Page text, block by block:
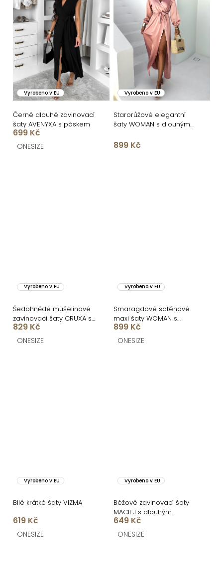
Vyrobeno v EU
Černé dlouhé zavinovací
šaty AVENYXA s páskem
699 Kč
ONESIZE
Vyrobeno v EU
Starorůžové elegantní
šaty WOMAN s dlouhým
899 Kč
Vyrobeno v EU
Šedohnědé mušelínové
zavinovací šaty CRUXA s
dlouhým rukávem
829 Kč
ONESIZE
Vyrobeno v EU
Smaragdové saténové
maxi šaty WOMAN s
dlouhým rukávem
899 Kč
ONESIZE
Vyrobeno v EU
Bílé krátké šaty VIZMA
619 Kč
ONESIZE
Vyrobeno v EU
Béžové zavinovací šaty
MACIEJ s dlouhým
rukávem
649 Kč
ONESIZE